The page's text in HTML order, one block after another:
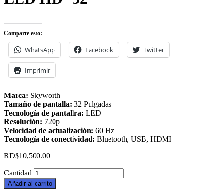
Comparte esto:
WhatsApp Facebook Twitter
Imprimir
Marca: Skyworth
Tamaño de pantalla: 32 Pulgadas
Tecnología de pantallra: LED
Resolución: 720p
Velocidad de actualización: 60 Hz
Tecnología de conectividad: Bluetooth, USB, HDMI
RD$10,500.00
Cantidad
Añadir al carrito